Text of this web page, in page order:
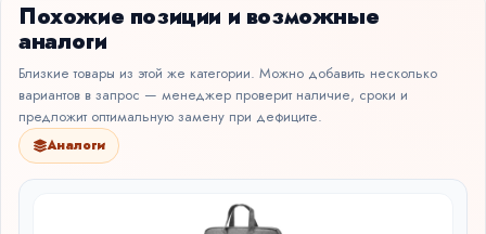
Похожие позиции и возможные
аналоги
Близкие товары из этой же категории. Можно добавить несколько
вариантов в запрос — менеджер проверит наличие, сроки и
предложит оптимальную замену при дефиците.
Аналоги